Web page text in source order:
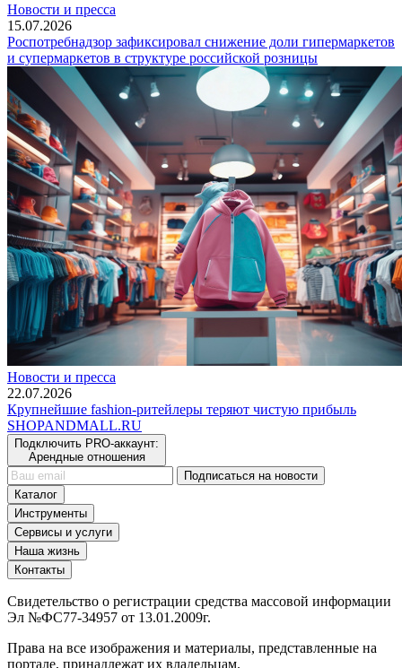
Новости и пресса
15.07.2026
Роспотребнадзор зафиксировал снижение доли гипермаркетов
и супермаркетов в структуре российской розницы
Новости и пресса
22.07.2026
Крупнейшие fashion-ритейлеры теряют чистую прибыль
SHOPANDMALL.RU
Подключить PRO-аккаунт:
Арендные отношения
Подписаться на новости
Каталог
Инструменты
Сервисы и услуги
Наша жизнь
Контакты
Свидетельство о регистрации средства массовой информации
Эл №ФС77-34957 от 13.01.2009г.
Права на все изображения и материалы, представленные на
портале, принадлежат их владельцам.